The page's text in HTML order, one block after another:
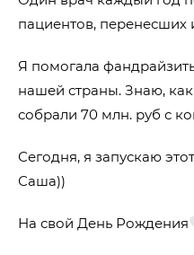
пациентов, перенесших
Я помогала
нашей страны. Знаю,
собрали 70 млн. руб с
Сегодня, я запускаю
Саша))
На свой День Рождения